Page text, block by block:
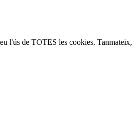
l'ús de TOTES les cookies. Tanmateix,